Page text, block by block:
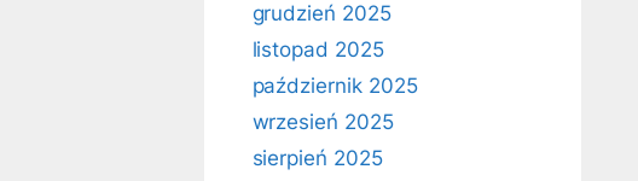
grudzień 2025
listopad 2025
październik 2025
wrzesień 2025
sierpień 2025